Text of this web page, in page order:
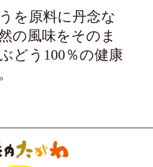
を原料に丹念な
の風味をそのま
どう100％の健康